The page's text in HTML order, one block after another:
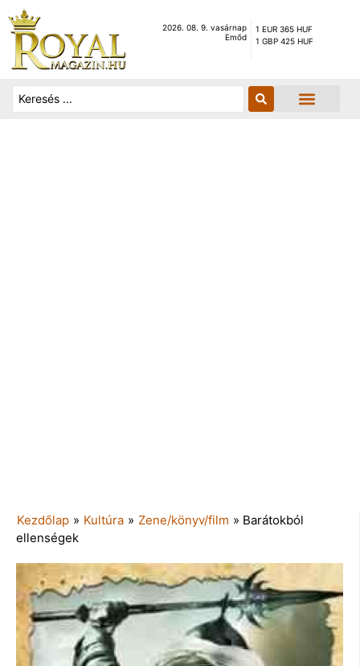
2026. 08. 9. vasárnap
Emőd
1 EUR 365 HUF
1 GBP 425 HUF
Kezdőlap » Kultúra » Zene/könyv/film » Barátokból
ellenségek